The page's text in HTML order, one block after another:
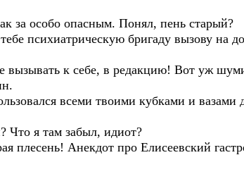
за особо опасным. Понял, пень старый?
психиатрическую бригаду вызову на
к себе, в редакцию! Вот уж
всеми твоими кубками и вазами
Что я там забыл, идиот?
Анекдот про Елисеевский